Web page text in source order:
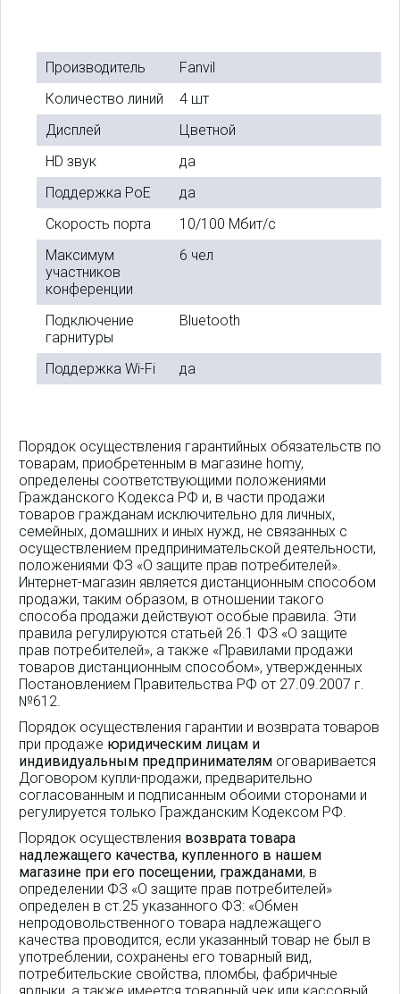
Производитель
Fanvil
Количество линий
4 шт
Дисплей
Цветной
HD звук
да
Поддержка PoE
да
Скорость порта
10/100 Мбит/с
Максимум
участников
конференции
6 чел
Подключение
гарнитуры
Bluetooth
Поддержка Wi-Fi да
Порядок осуществления гарантийных обязательств по
товарам, приобретенным в магазине homy,
определены соответствующими положениями
Гражданского Кодекса РФ и, в части продажи
товаров гражданам исключительно для личных,
семейных, домашних и иных нужд, не связанных с
осуществлением предпринимательской деятельности,
положениями ФЗ «О защите прав потребителей».
Интернет-магазин является дистанционным способом
продажи, таким образом, в отношении такого
способа продажи действуют особые правила. Эти
правила регулируются статьей 26.1 ФЗ «О защите
прав потребителей», а также «Правилами продажи
товаров дистанционным способом», утвержденных
Постановлением Правительства РФ от 27.09.2007 г.
№612.
Порядок осуществления гарантии и возврата товаров
при продаже юридическим лицам и
индивидуальным предпринимателям оговаривается
Договором купли-продажи, предварительно
согласованным и подписанным обоими сторонами и
регулируется только Гражданским Кодексом РФ.
Порядок осуществления возврата товара
надлежащего качества, купленного в нашем
магазине при его посещении, гражданами, в
определении ФЗ «О защите прав потребителей»
определен в ст.25 указанного ФЗ: «Обмен
непродовольственного товара надлежащего
качества проводится, если указанный товар не был в
употреблении, сохранены его товарный вид,
потребительские свойства, пломбы, фабричные